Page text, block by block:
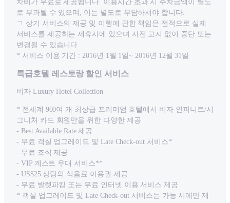
차비가 무료로 제공됩니다. 이용시간 초과 시 주차금액이 별도
로 부과될 수 있으며, 이는 별도로 부담하셔야 합니다.
ㄱ 상기 서비스의 제공 및 이행에 관한 책임은 전적으로 실제
서비스를 제공하는 제휴사에 있으며 사전 고지 없이 중단 또는
변경될 수 있습니다.
* 서비스 이용 기간 : 2016년 1월 1일~ 2016년 12월 31일
특급호텔 레스토랑 할인 서비스
비자 Luxury Hotel Collection
* 전세계 900여 개 최상급 프리미엄 호텔에서 비자 인피니트/시
그니처 카드 회원만을 위한 다양한 제공
- Best Available Rate 제공
- 무료 객실 업그레이드 및 Late Check-out 서비스*
- 무료 조식 제공
- VIP 게스트 우대 서비스**
- US$25 상당의 식음료 이용권 제공
- 무료 발렛파킹 또는 무료 인터넷 이용 서비스 제공
* 객실 업그레이드 및 Late Check-out 서비스는 가능 시에만 제